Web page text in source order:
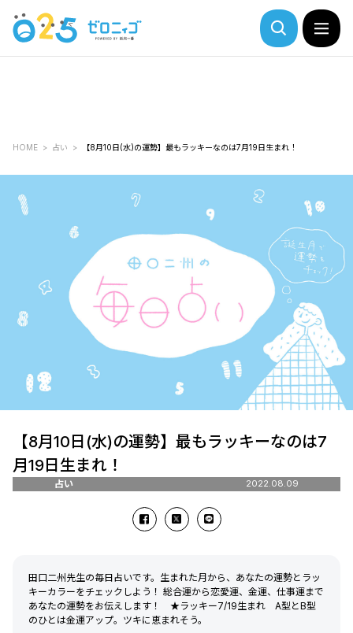
HOME 占い 【8月10日(水)の運勢】最もラッキーなのは7月19日生まれ！
【8月10日(水)の運勢】最もラッキーなのは7
月19日生まれ！
占い 2022.08.09
田口二州先生の毎日占いです。生まれた月から、あなたの運勢とラッ
キーカラーをチェックしよう！ 総合運から恋愛運、金運、仕事運まで
あなたの運勢をお伝えします！ ★ラッキー7/19生まれ A型とB型
のひとは金運アップ。ツキに恵まれそう。